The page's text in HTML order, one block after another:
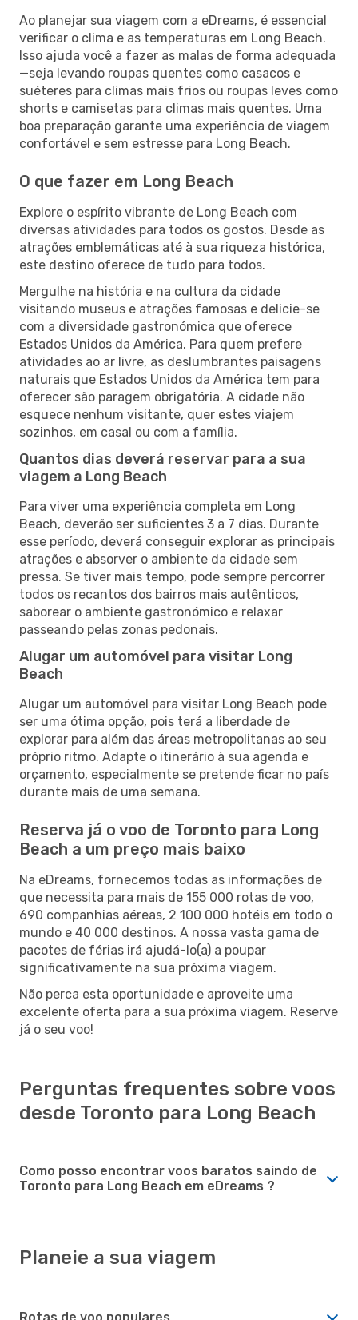
Ao planejar sua viagem com a eDreams, é essencial
verificar o clima e as temperaturas em Long Beach.
Isso ajuda você a fazer as malas de forma adequada
—seja levando roupas quentes como casacos e
suéteres para climas mais frios ou roupas leves como
shorts e camisetas para climas mais quentes. Uma
boa preparação garante uma experiência de viagem
confortável e sem estresse para Long Beach.
O que fazer em Long Beach
Explore o espírito vibrante de Long Beach com
diversas atividades para todos os gostos. Desde as
atrações emblemáticas até à sua riqueza histórica,
este destino oferece de tudo para todos.
Mergulhe na história e na cultura da cidade
visitando museus e atrações famosas e delicie-se
com a diversidade gastronómica que oferece
Estados Unidos da América. Para quem prefere
atividades ao ar livre, as deslumbrantes paisagens
naturais que Estados Unidos da América tem para
oferecer são paragem obrigatória. A cidade não
esquece nenhum visitante, quer estes viajem
sozinhos, em casal ou com a família.
Quantos dias deverá reservar para a sua
viagem a Long Beach
Para viver uma experiência completa em Long
Beach, deverão ser suficientes 3 a 7 dias. Durante
esse período, deverá conseguir explorar as principais
atrações e absorver o ambiente da cidade sem
pressa. Se tiver mais tempo, pode sempre percorrer
todos os recantos dos bairros mais autênticos,
saborear o ambiente gastronómico e relaxar
passeando pelas zonas pedonais.
Alugar um automóvel para visitar Long
Beach
Alugar um automóvel para visitar Long Beach pode
ser uma ótima opção, pois terá a liberdade de
explorar para além das áreas metropolitanas ao seu
próprio ritmo. Adapte o itinerário à sua agenda e
orçamento, especialmente se pretende ficar no país
durante mais de uma semana.
Reserva já o voo de Toronto para Long
Beach a um preço mais baixo
Na eDreams, fornecemos todas as informações de
que necessita para mais de 155 000 rotas de voo,
690 companhias aéreas, 2 100 000 hotéis em todo o
mundo e 40 000 destinos. A nossa vasta gama de
pacotes de férias irá ajudá-lo(a) a poupar
significativamente na sua próxima viagem.
Não perca esta oportunidade e aproveite uma
excelente oferta para a sua próxima viagem. Reserve
já o seu voo!
Perguntas frequentes sobre voos
desde Toronto para Long Beach
Como posso encontrar voos baratos saindo de
Toronto para Long Beach em eDreams ?
Planeie a sua viagem